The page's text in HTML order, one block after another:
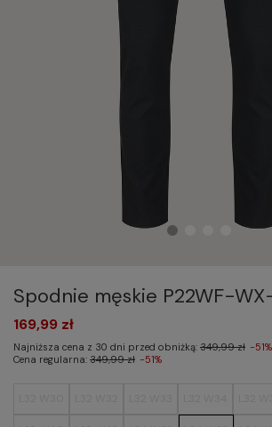
Spodnie męskie P22WF-
169,99 zł
Najniższa cena z 30 dni przed obniżką: 349,99 zł -51%
Cena regularna: 349,99 zł -51%